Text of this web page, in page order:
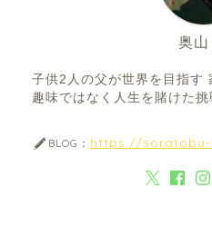
奥山
子供2人の父が世界を目指す
趣味ではなく人生を賭けた挑
BLOG： https://soratobu-